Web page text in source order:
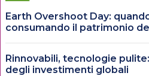
Earth Overshoot Day:
consumando il patrimonio
Rinnovabili, tecnologie
degli investimenti globali